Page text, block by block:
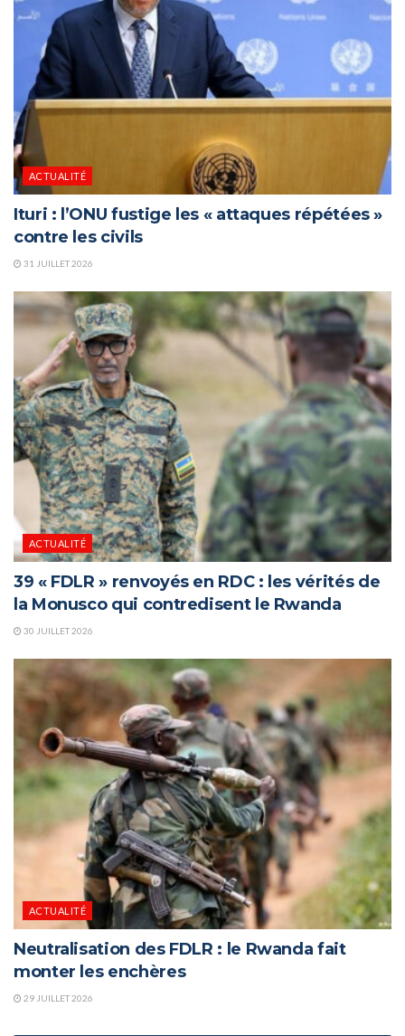
ACTUALITÉ
Ituri : l’ONU fustige les « attaques répétées »
contre les civils
31 JUILLET 2026
ACTUALITÉ
39 « FDLR » renvoyés en RDC : les vérités de
la Monusco qui contredisent le Rwanda
30 JUILLET 2026
ACTUALITÉ
Neutralisation des FDLR : le Rwanda fait
monter les enchères
29 JUILLET 2026